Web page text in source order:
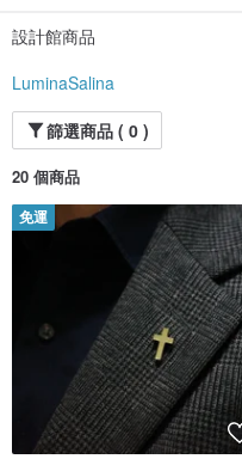
設計館商品
LuminaSalina
篩選商品 ( 0 )
20 個商品
免運